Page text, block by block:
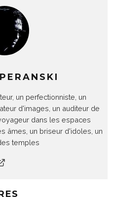
un perfectionniste, un
d'images, un auditeur de
dans les espaces
âmes, un briseur d'idoles, un
temples